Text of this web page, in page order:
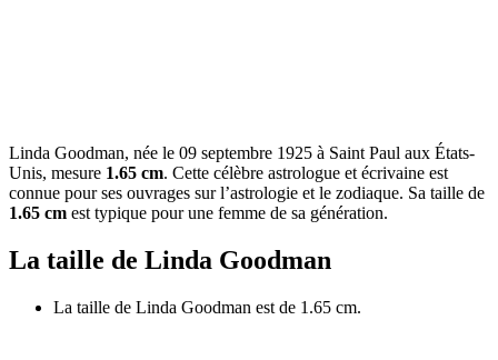
Linda Goodman, née le 09 septembre 1925 à Saint Paul aux États-
Unis, mesure 1.65 cm. Cette célèbre astrologue et écrivaine est
connue pour ses ouvrages sur l’astrologie et le zodiaque. Sa taille de
1.65 cm est typique pour une femme de sa génération.
La taille de Linda Goodman
La taille de Linda Goodman est de 1.65 cm.